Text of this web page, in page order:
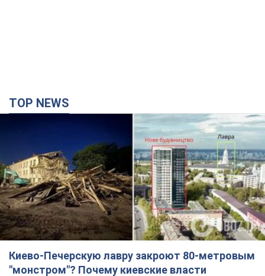
TOP NEWS
Киево-Печерскую лавру закроют 80-метровым
"монстром"? Почему киевские власти